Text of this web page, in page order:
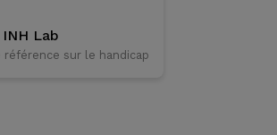
INH Lab
référence sur le handicap